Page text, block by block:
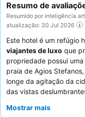
Resumo de
Resumido por inteligência
atualização: 30 Jul 2026
Este hotel é um refúgio
viajantes de luxo que
propriedade possui uma
praia de Agios
longe da agitação da
das vistas
são consistentemente
Mostrar mais